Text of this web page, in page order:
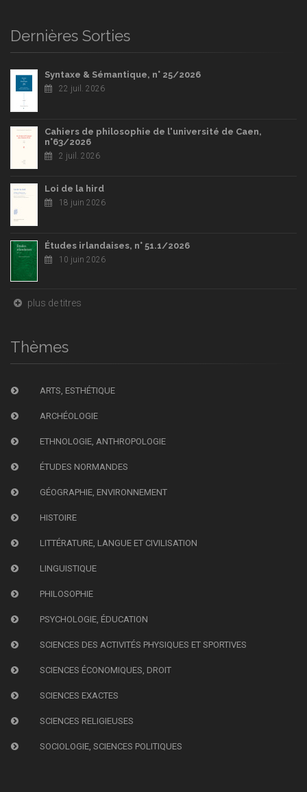
Dernières Sorties
Syntaxe & Sémantique, n° 25/2026
22 juil. 2026
Cahiers de philosophie de l'université de Caen,
n°63/2026
2 juil. 2026
Loi de la hird
18 juin 2026
Études irlandaises, n° 51.1/2026
10 juin 2026
plus de titres
Thèmes
ARTS, ESTHÉTIQUE
ARCHÉOLOGIE
ETHNOLOGIE, ANTHROPOLOGIE
ÉTUDES NORMANDES
GÉOGRAPHIE, ENVIRONNEMENT
HISTOIRE
LITTÉRATURE, LANGUE ET CIVILISATION
LINGUISTIQUE
PHILOSOPHIE
PSYCHOLOGIE, ÉDUCATION
SCIENCES DES ACTIVITÉS PHYSIQUES ET SPORTIVES
SCIENCES ÉCONOMIQUES, DROIT
SCIENCES EXACTES
SCIENCES RELIGIEUSES
SOCIOLOGIE, SCIENCES POLITIQUES